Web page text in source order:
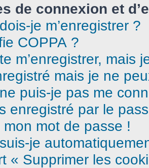
de connexion et
je m’enregistrer ?
COPPA ?
m’enregistrer, mais
mais je ne
puis-je pas me
enregistré par le
mon mot de passe !
je
« Supprimer les